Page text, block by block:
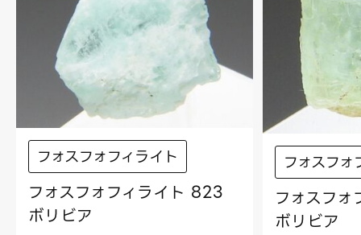
フォスフォフィライト
フォスフォフィライト 823
ボリビア
フォスフォ
フォスフ
ボリビア